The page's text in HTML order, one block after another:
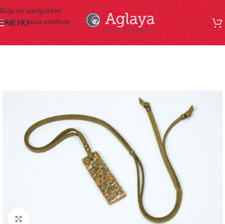
Skip to navigation
Skip to main content
MENÚ